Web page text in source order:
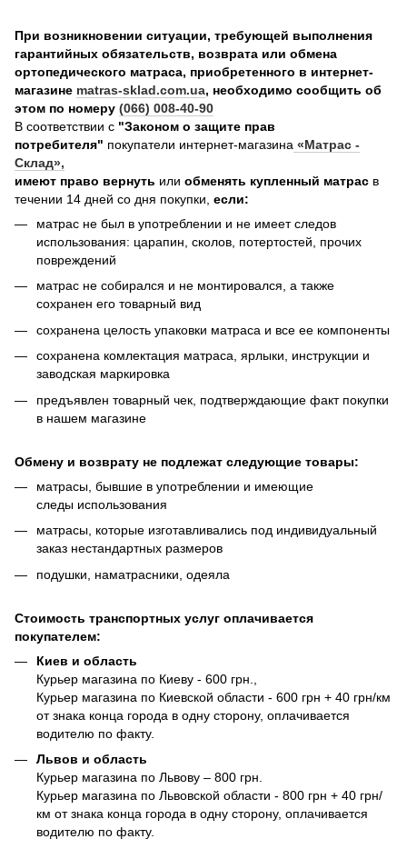
При возникновении ситуации, требующей выполнения
гарантийных обязательств, возврата или обмена
ортопедического матраса, приобретенного в интернет-
магазине matras-sklad.com.ua, необходимо сообщить об
этом по номеру (066) 008-40-90
В соответствии с "Законом о защите прав
потребителя" покупатели интернет-магазина «Матрас -
Склад»,
имеют право вернуть или обменять купленный матрас в
течении 14 дней со дня покупки, если:
матрас не был в употреблении и не имеет следов
использования: царапин, сколов, потертостей, прочих
повреждений
матрас не собирался и не монтировался, а также
сохранен его товарный вид
сохранена целость упаковки матраса и все ее компоненты
сохранена комлектация матраса, ярлыки, инструкции и
заводская маркировка
предъявлен товарный чек, подтверждающие факт покупки
в нашем магазине
Обмену и возврату не подлежат следующие товары:
матрасы, бывшие в употреблении и имеющие
следы использования
матрасы, которые изготавливались под индивидуальный
заказ нестандартных размеров
подушки, наматрасники, одеяла
Стоимость транспортных услуг оплачивается
покупателем:
Киев и область
Курьер магазина по Киеву - 600 грн.,
Курьер магазина по Киевской области - 600 грн + 40 грн/км
от знака конца города в одну сторону, оплачивается
водителю по факту.
Львов и область
Курьер магазина по Львову – 800 грн.
Курьер магазина по Львовской области - 800 грн + 40 грн/
км от знака конца города в одну сторону, оплачивается
водителю по факту.